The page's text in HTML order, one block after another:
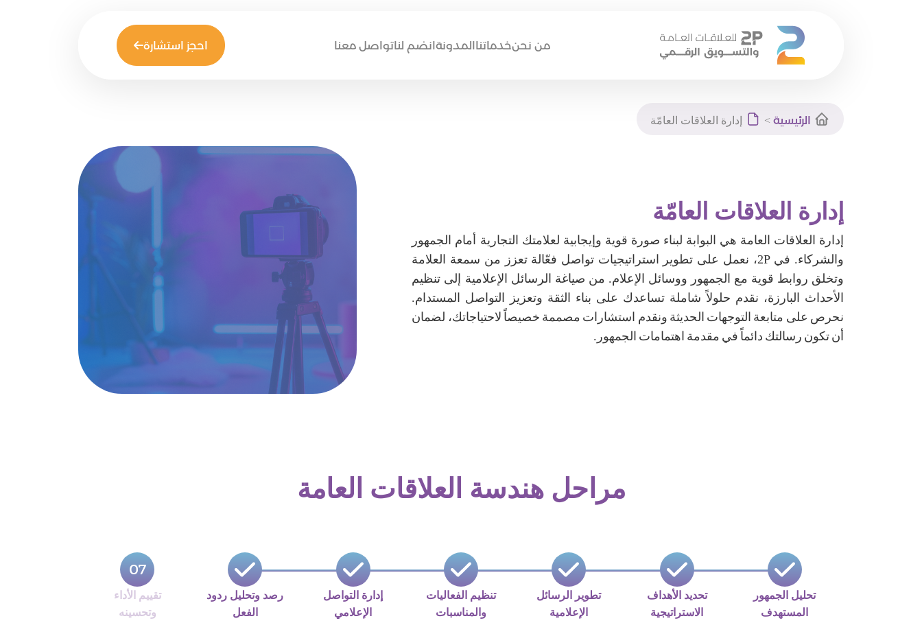
من نحنخدماتناالمدونةانضم لناتواصل معنا احجز استشارة
الرئيسية > إدارة العلاقات العامّة
إدارة العلاقات العامّة
إدارة العلاقات العامة هي البوابة لبناء صورة قوية وإيجابية لعلامتك التجارية أمام الجمهور
والشركاء. في 2P، نعمل على تطوير استراتيجيات تواصل فعّالة تعزز من سمعة العلامة
وتخلق روابط قوية مع الجمهور ووسائل الإعلام. من صياغة الرسائل الإعلامية إلى تنظيم
الأحداث البارزة، نقدم حلولاً شاملة تساعدك على بناء الثقة وتعزيز التواصل المستدام.
نحرص على متابعة التوجهات الحديثة ونقدم استشارات مصممة خصيصاً لاحتياجاتك، لضمان
أن تكون رسالتك دائماً في مقدمة اهتمامات الجمهور.
مراحل هندسة العلاقات العامة
تحليل الجمهور
المستهدف
تحديد الأهداف
الاستراتيجية
تطوير الرسائل
الإعلامية
تنظيم الفعاليات
والمناسبات
إدارة التواصل
الإعلامي
رصد وتحليل ردود
الفعل
تقييم الأداء
وتحسينه